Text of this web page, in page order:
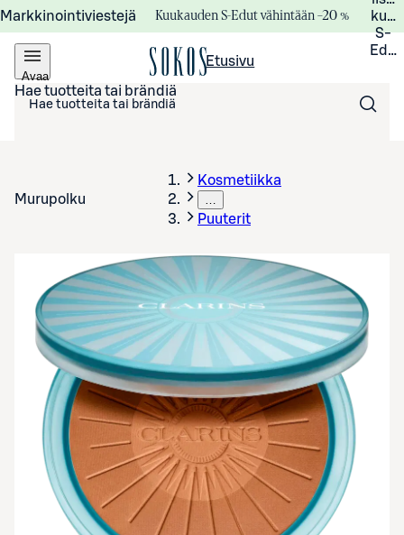
Markkinointiviestejä Kuukauden S-Edut vähintään –20 %
S-
Avaa
valikko
Etusivu
Hae tuotteita tai brändiä
Murupolku
Kosmetiikka
…
Puuterit
Avaa tuotekuva suurennettuna